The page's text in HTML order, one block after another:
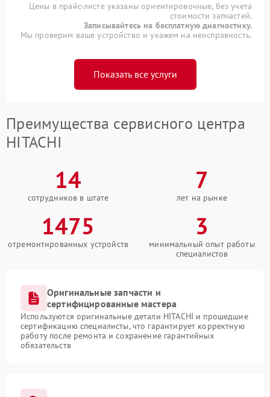
Цены в прайс-листе указаны ориентировочные, без учета
стоимости запчастей.
Записывайтесь на бесплатную диагностику.
Мы проверим ваше устройство и укажем на неисправность.
Показать все услуги
Преимущества сервисного центра
HITACHI
14
сотрудников в штате
7
лет на рынке
1475
отремонтированных устройств
3
минимальный опыт работы
специалистов
Оригинальные запчасти и
сертифицированные мастера
Используются оригинальные детали HITACHI и прошедшие
сертификацию специалисты, что гарантирует корректную
работу после ремонта и сохранение гарантийных
обязательств